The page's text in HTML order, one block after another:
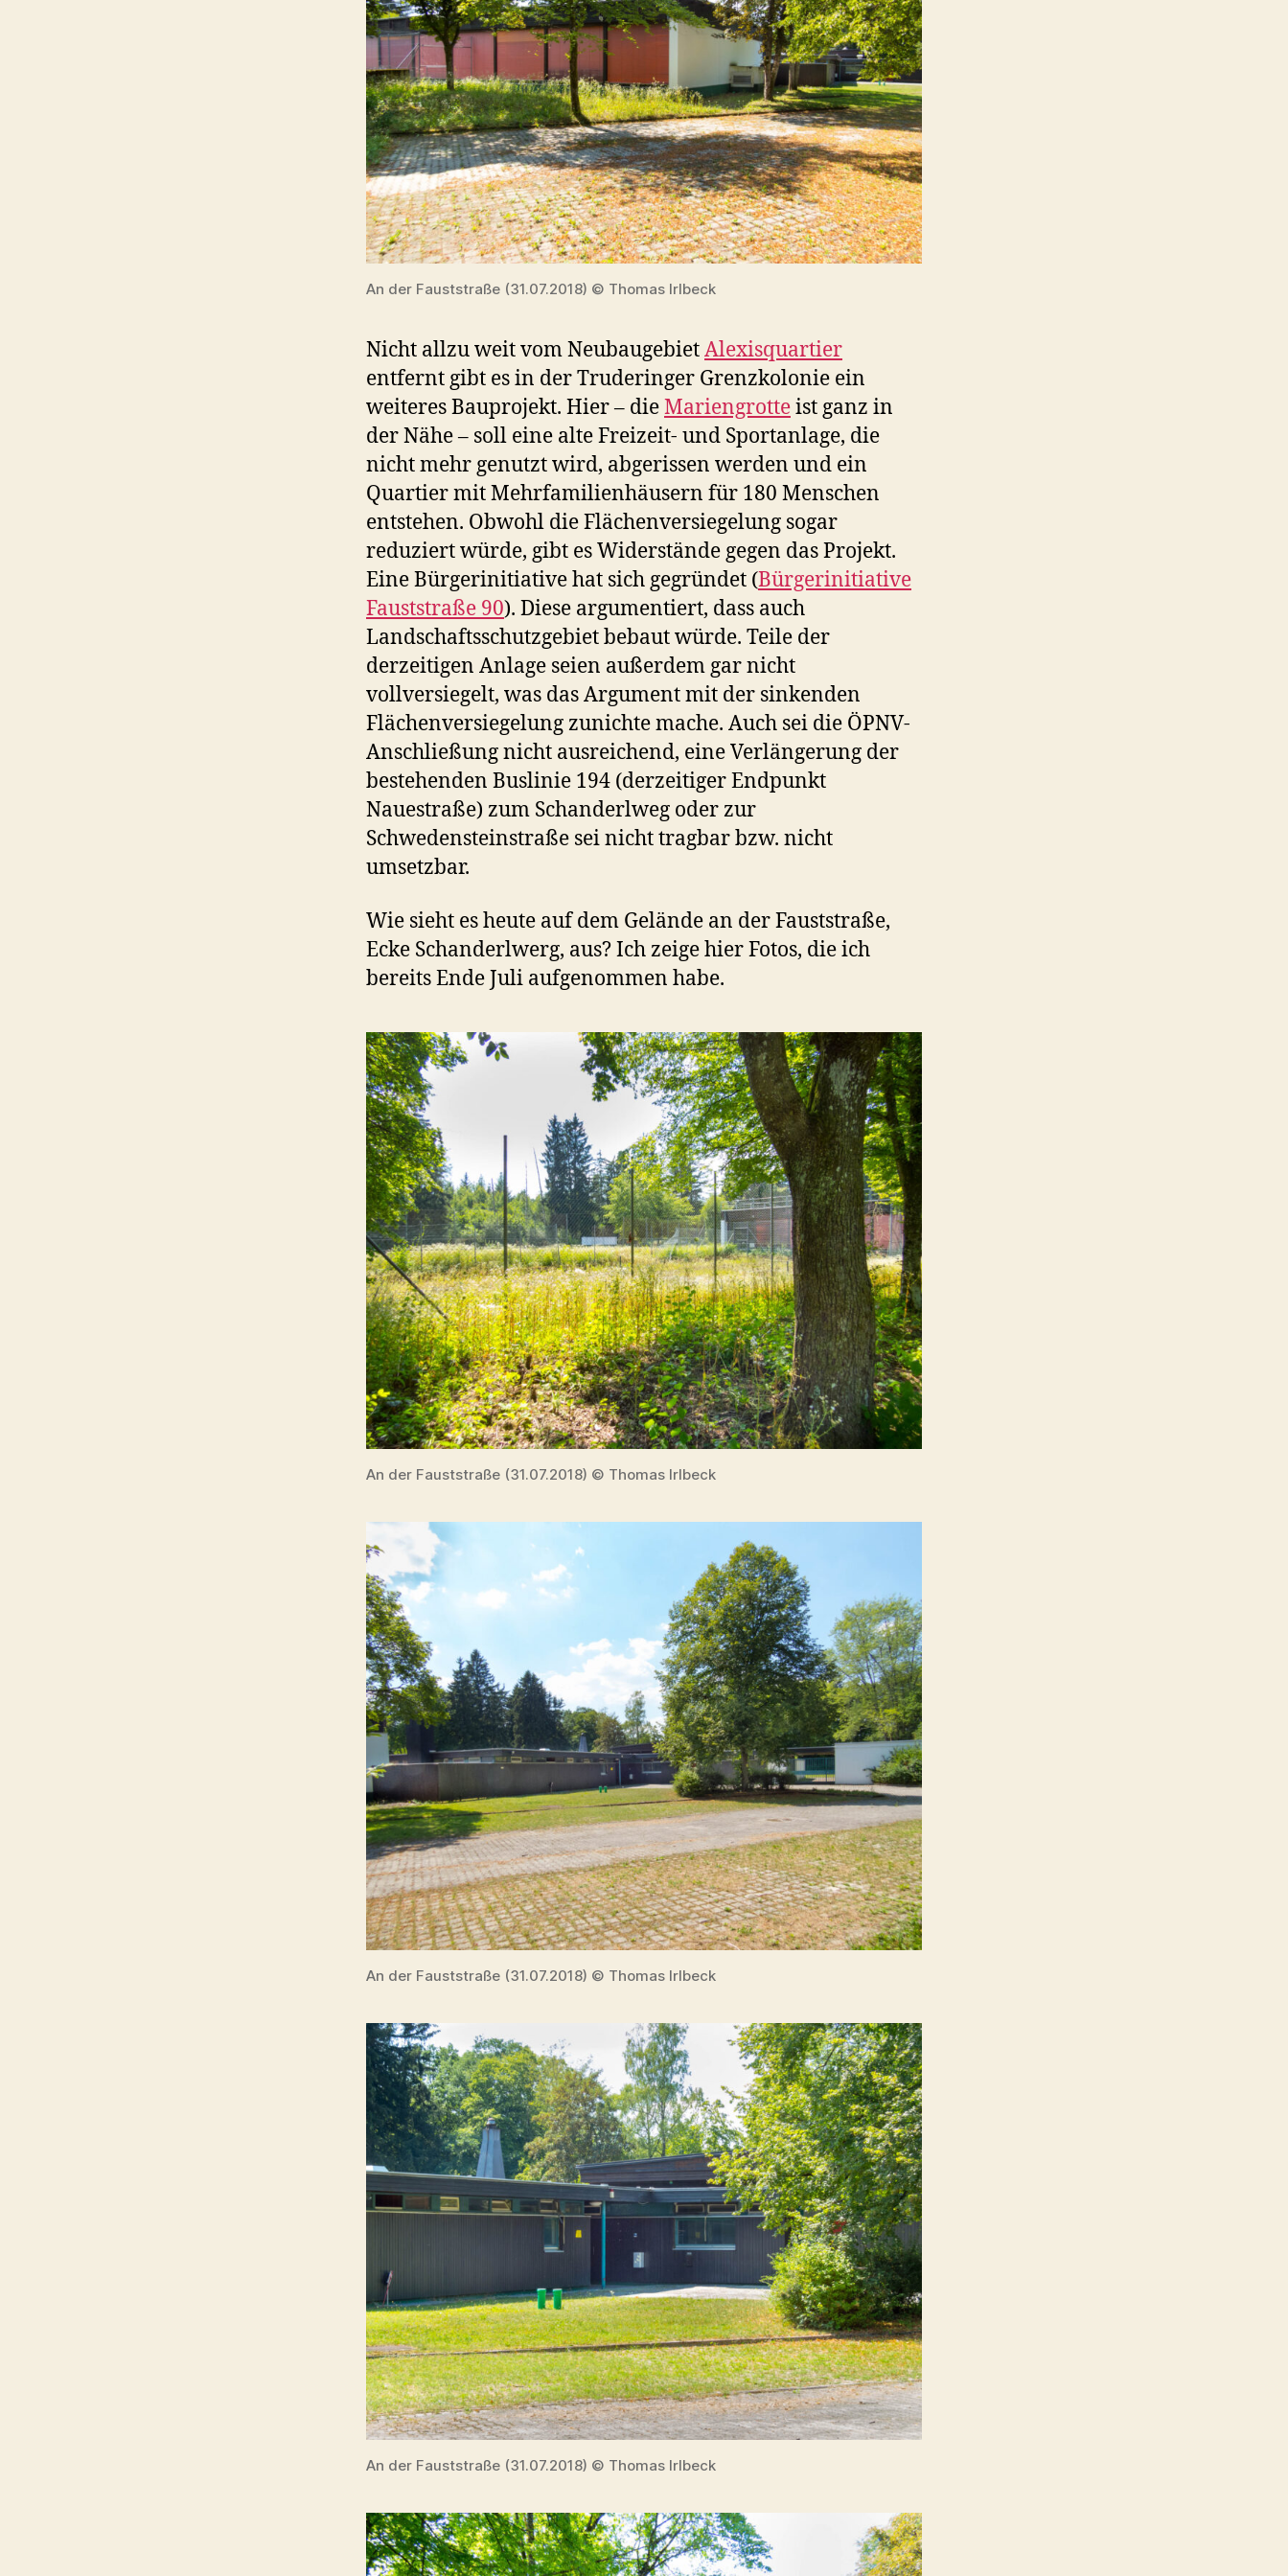
An der Fauststraße (31.07.2018) © Thomas Irlbeck
Nicht allzu weit vom NeubaugebietAlexisquartier
entfernt gibt es in der Truderinger Grenzkolonie ein
weiteres Bauprojekt. Hier – dieMariengrotteist ganz in
der Nähe – soll eine alte Freizeit- und Sportanlage, die
nicht mehr genutzt wird, abgerissen werden und ein
Quartier mit Mehrfamilienhäusern für 180 Menschen
entstehen. Obwohl die Flächenversiegelung sogar
reduziert würde, gibt es Widerstände gegen das Projekt.
Eine Bürgerinitiative hat sich gegründet (Bürgerinitiative
Fauststraße 90). Diese argumentiert, dass auch
Landschaftsschutzgebiet bebaut würde. Teile der
derzeitigen Anlage seien außerdem gar nicht
vollversiegelt, was das Argument mit der sinkenden
Flächenversiegelung zunichte mache. Auch sei die ÖPNV-
Anschließung nicht ausreichend, eine Verlängerung der
bestehenden Buslinie 194 (derzeitiger Endpunkt
Nauestraße) zum Schanderlweg oder zur
Schwedensteinstraße sei nicht tragbar bzw. nicht
umsetzbar.
Wie sieht es heute auf dem Gelände an der Fauststraße,
Ecke Schanderlwerg, aus? Ich zeige hier Fotos, die ich
bereits Ende Juli aufgenommen habe.
An der Fauststraße (31.07.2018) © Thomas Irlbeck
An der Fauststraße (31.07.2018) © Thomas Irlbeck
An der Fauststraße (31.07.2018) © Thomas Irlbeck